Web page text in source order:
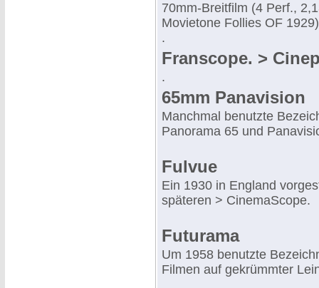
70mm-Breitfilm (4 Perf.,
Movietone Follies OF
.
Franscope. >
.
65mm Panavision
Manchmal benutzte
Panorama 65 und
Fulvue
Ein 1930 in England
späteren > CinemaScope.
Futurama
Um 1958 benutzte
Filmen auf gekrümmter